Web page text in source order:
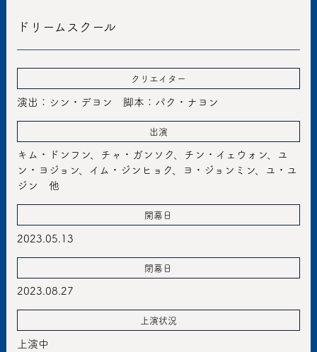
ドリームスクール
クリエイター
演出：シン・デヨン 脚本：パク・ナヨン
出演
キム・ドンフン、チャ・ガンソク、チン・イェウォン、ユ
ン・ヨジョン、イム・ジンヒョク、ヨ・ジョンミン、ユ・ユ
ジン 他
開幕日
2023.05.13
閉幕日
2023.08.27
上演状況
上演中